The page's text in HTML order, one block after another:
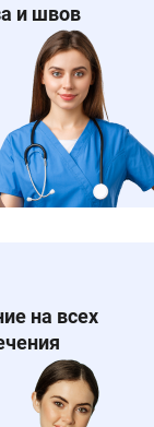
и швов
на всех